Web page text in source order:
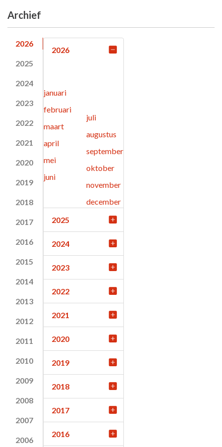
Archief
2026
2025
2024
2023
2022
2021
2020
2019
2018
2017
2016
2015
2014
2013
2012
2011
2010
2009
2008
2007
2006
2026
januari
februari
maart
april
mei
juni
juli
augustus
september
oktober
november
december
2025
2024
2023
2022
2021
2020
2019
2018
2017
2016